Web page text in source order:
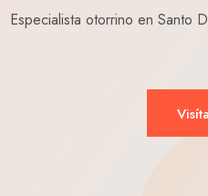
Especialista otorrino en Santo